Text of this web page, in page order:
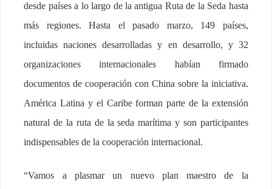
desde países a lo largo de la antigua Ruta de la Seda hasta
más regiones. Hasta el pasado marzo, 149 países,
incluidas naciones desarrolladas y en desarrollo, y 32
organizaciones internacionales habían firmado
documentos de cooperación con China sobre la iniciativa.
América Latina y el Caribe forman parte de la extensión
natural de la ruta de la seda marítima y son participantes
indispensables de la cooperación internacional.
“Vamos a plasmar un nuevo plan maestro de la